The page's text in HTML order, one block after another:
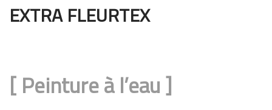
EXTRA FLEURTEX
[ Peinture à l’eau]